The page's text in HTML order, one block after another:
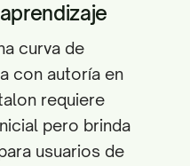
curva de
con autoría en
requiere
pero brinda
usuarios de